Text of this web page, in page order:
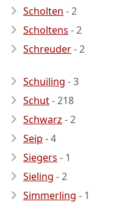
Scholten - 2
Scholtens - 2
Schreuder- 2
Schuiling - 3
Schut- 218
Schwarz - 2
Seip - 4
Siegers - 1
Sieling - 2
Simmerling - 1